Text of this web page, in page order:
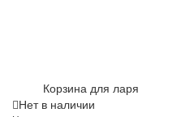
Корзина для ларя
Нет в наличии